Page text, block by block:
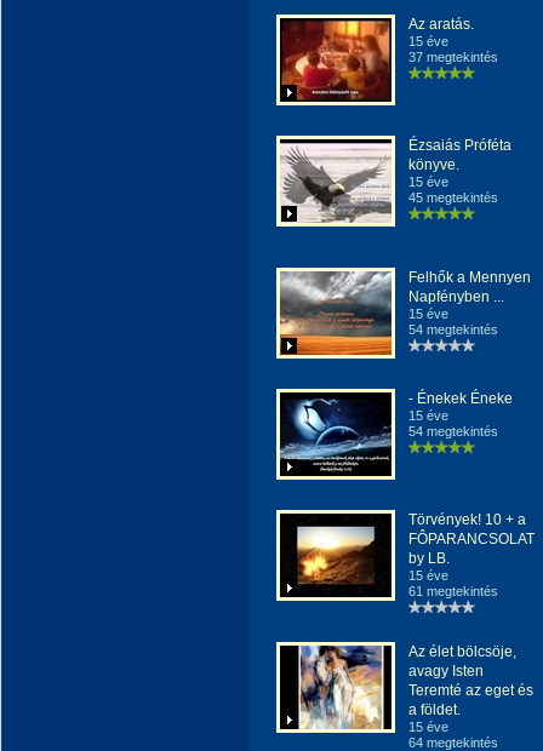
Az aratás.
15 éve
37 megtekintés
Ézsaiás Próféta
könyve.
15 éve
45 megtekintés
Felhők a Mennyen
Napfényben ...
15 éve
54 megtekintés
- Énekek Éneke
15 éve
54 megtekintés
Törvények! 10 + a
FÔPARANCSOLAT
by LB.
15 éve
61 megtekintés
Az élet bölcsöje,
avagy Isten
Teremté az eget és
a földet.
15 éve
64 megtekintés